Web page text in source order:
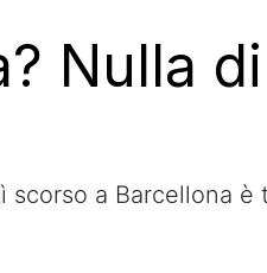
Nulla
a Barcellona